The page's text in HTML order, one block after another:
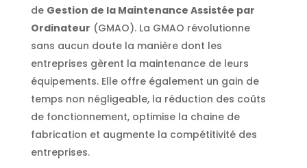
de Gestion de la Maintenance Assistée par
Ordinateur (GMAO). La GMAO révolutionne
sans aucun doute la manière dont les
entreprises gèrent la maintenance de leurs
équipements. Elle offre également un gain de
temps non négligeable, la réduction des coûts
de fonctionnement, optimise la chaine de
fabrication et augmente la compétitivité des
entreprises.